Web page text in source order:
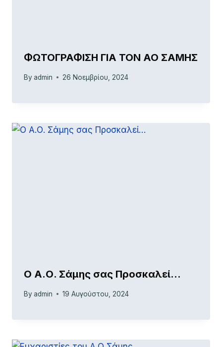
ΦΩΤΟΓΡΑΦΙΣΗ ΓΙΑ ΤΟΝ ΑΟ ΣΑΜΗΣ
By admin 26 Νοεμβρίου, 2024
Ο Α.Ο. Σάμης σας Προσκαλεί…
By admin 19 Αυγούστου, 2024